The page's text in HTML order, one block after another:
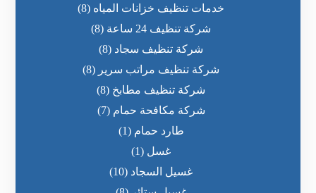
خدمات تنظيف خزانات المياه (8)
شركة تنظيف 24 ساعة
(8)
شركة تنظيف سجاد (8)
شركة تنظيف مراتب سرير (8)
شركة تنظيف مطابخ (8)
شركة مكافحة حمام (7)
طارد حمام (1)
غسل (1)
غسيل السجاد (10)